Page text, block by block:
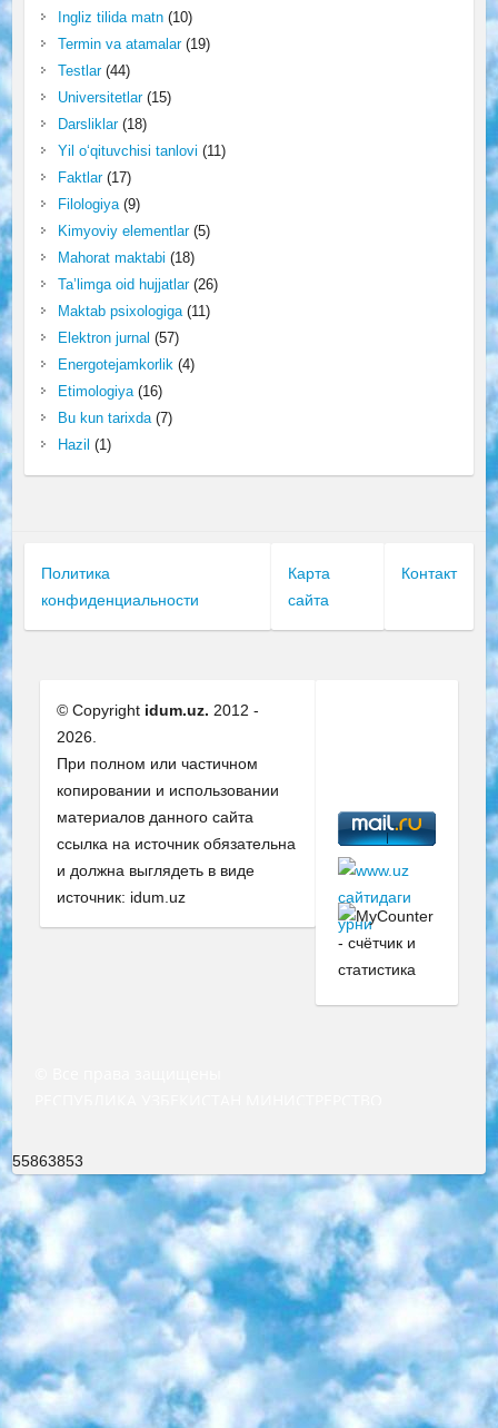
Ingliz tilida matn(10)
Termin va atamalar(19)
Testlar(44)
Universitetlar(15)
Darsliklar(18)
Yil o‘qituvchisi tanlovi (11)
Faktlar(17)
Filologiya(9)
Kimyoviy elementlar(5)
Mahorat maktabi (18)
Ta’limga oid hujjatlar(26)
Maktab psixologiga(11)
Elektron jurnal (57)
Energotejamkorlik(4)
Etimologiya(16)
Bu kun tarixda(7)
Hazil (1)
Политика
конфиденциальности
Карта
сайта
Контакт
© Copyright idum.uz. 2012 -
2026.
При полном или частичном
копировании и использовании
материалов данного сайта
ссылка на источник обязательна
и должна выглядеть в виде
источник: idum.uz
55863853